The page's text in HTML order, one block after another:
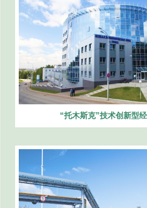
“托木斯克”技术创新型